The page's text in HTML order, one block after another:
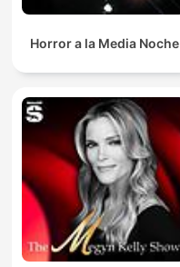
Horror a la Media Noche